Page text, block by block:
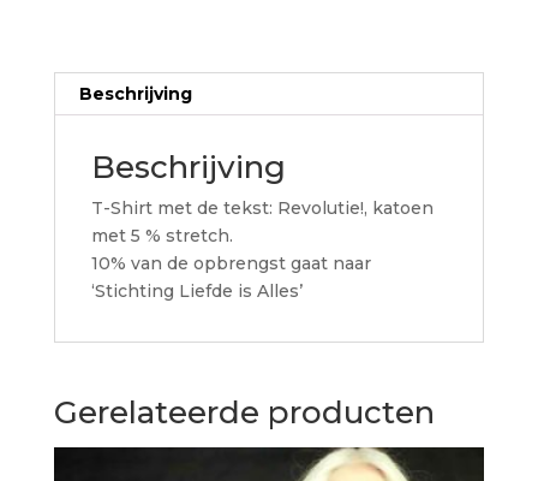
Beschrijving
Beschrijving
T-Shirt met de tekst: Revolutie!, katoen
met 5 % stretch.
10% van de opbrengst gaat naar
‘Stichting Liefde is Alles’
Gerelateerde producten